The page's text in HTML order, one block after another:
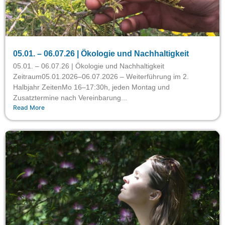
05.01. – 06.07.26 | Ökologie und Nachhaltigkeit
05.01. – 06.07.26 | Ökologie und Nachhaltigkeit
Zeitraum05.01.2026–06.07.2026 – Weiterführung im 2.
Halbjahr ZeitenMo 16–17:30h, jeden Montag und
Zusatztermine nach Vereinbarung...
Read More